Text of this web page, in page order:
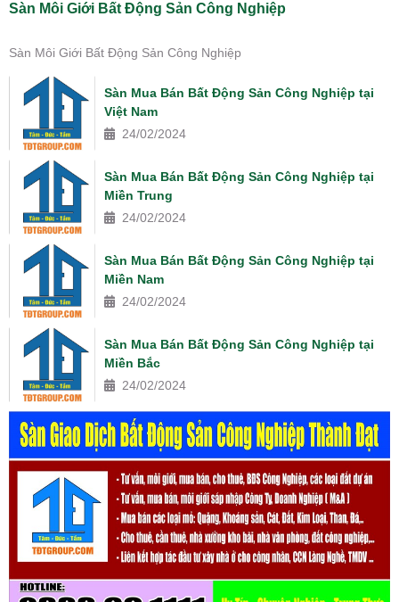
Sàn Môi Giới Bất Động Sản Công Nghiệp
Sàn Môi Giới Bất Động Sản Công Nghiệp
Sàn Mua Bán Bất Động Sản Công Nghiệp tại
Việt Nam
24/02/2024
Sàn Mua Bán Bất Động Sản Công Nghiệp tại
Miền Trung
24/02/2024
Sàn Mua Bán Bất Động Sản Công Nghiệp tại
Miền Nam
24/02/2024
Sàn Mua Bán Bất Động Sản Công Nghiệp tại
Miền Bắc
24/02/2024